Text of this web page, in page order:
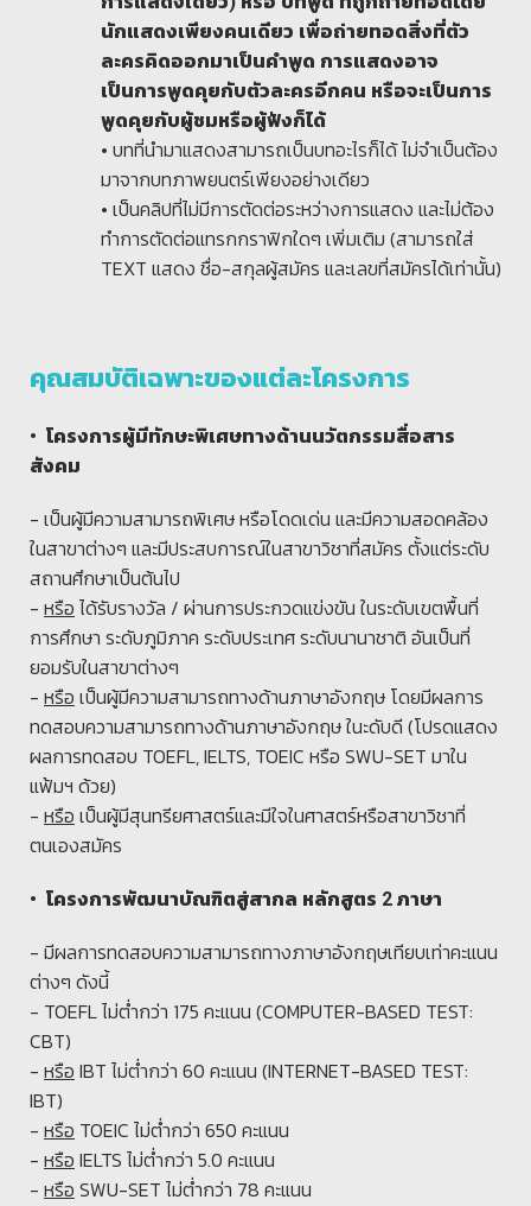
นักแสดงเพียงคนเดียว เพื่อถ่ายทอดสิ่งที่ตัว
ละครคิดออกมาเป็นคำพูด การแสดงอาจ
เป็นการพูดคุยกับตัวละครอีกคน หรือจะเป็นการ
พูดคุยกับผู้ชมหรือผู้ฟังก็ได้
• บทที่นำมาแสดงสามารถเป็นบทอะไรก็ได้ ไม่จำเป็นต้อง
มาจากบทภาพยนตร์เพียงอย่างเดียว
• เป็นคลิปที่ไม่มีการตัดต่อระหว่างการแสดง และไม่ต้อง
ทำการตัดต่อแทรกกราฟิกใดๆ เพิ่มเติม (สามารถใส่
TEXT แสดง ชื่อ-สกุลผู้สมัคร และเลขที่สมัครได้เท่านั้น)
คุณสมบัติเฉพาะของแต่ละโครงการ
• โครงการผู้มีทักษะพิเศษทางด้านนวัตกรรมสื่อสาร
สังคม
- เป็นผู้มีความสามารถพิเศษ หรือโดดเด่น และมีความสอดคล้อง
ในสาขาต่างๆ และมีประสบการณ์ในสาขาวิชาที่สมัคร ตั้งแต่ระดับ
สถานศึกษาเป็นต้นไป
- หรือ ได้รับรางวัล / ผ่านการประกวดแข่งขัน ในระดับเขตพื้นที่
การศึกษา ระดับภูมิภาค ระดับประเทศ ระดับนานาชาติ อันเป็นที่
ยอมรับในสาขาต่างๆ
- หรือ เป็นผู้มีความสามารถทางด้านภาษาอังกฤษ โดยมีผลการ
ทดสอบความสามารถทางด้านภาษาอังกฤษ ในะดับดี (โปรดแสดง
ผลการทดสอบ TOEFL, IELTS, TOEIC หรือ SWU-SET มาใน
แฟ้มฯ ด้วย)
- หรือ เป็นผู้มีสุนทรียศาสตร์และมีใจในศาสตร์หรือสาขาวิชาที่
ตนเองสมัคร
• โครงการพัฒนาบัณฑิตสู่สากล หลักสูตร 2 ภาษา
- มีผลการทดสอบความสามารถทางภาษาอังกฤษเทียบเท่าคะแนน
ต่างๆ ดังนี้
- TOEFL ไม่ต่ำกว่า 175 คะแนน (COMPUTER-BASED TEST:
CBT)
- หรือ IBT ไม่ต่ำกว่า 60 คะแนน (INTERNET-BASED TEST:
IBT)
- หรือ TOEIC ไม่ต่ำกว่า 650 คะแนน
- หรือ IELTS ไม่ต่ำกว่า 5.0 คะแนน
- หรือ SWU-SET ไม่ต่ำกว่า 78 คะแนน